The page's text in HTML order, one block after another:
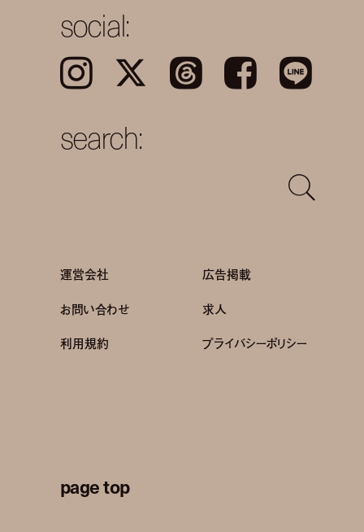
social:
Instagram 𝕏 Threads Facebook LINE
search:
運営会社
広告掲載
お問い合わせ
求人
利用規約 プライバシーポリシー
page top